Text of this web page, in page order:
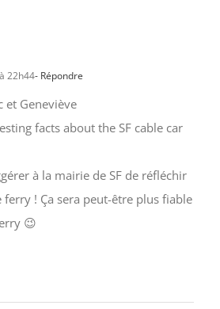
22h44- Répondre
et Geneviève
facts about the SF cable car
à la mairie de SF de réfléchir
ferry ! Ça sera peut-être plus fiable
😉